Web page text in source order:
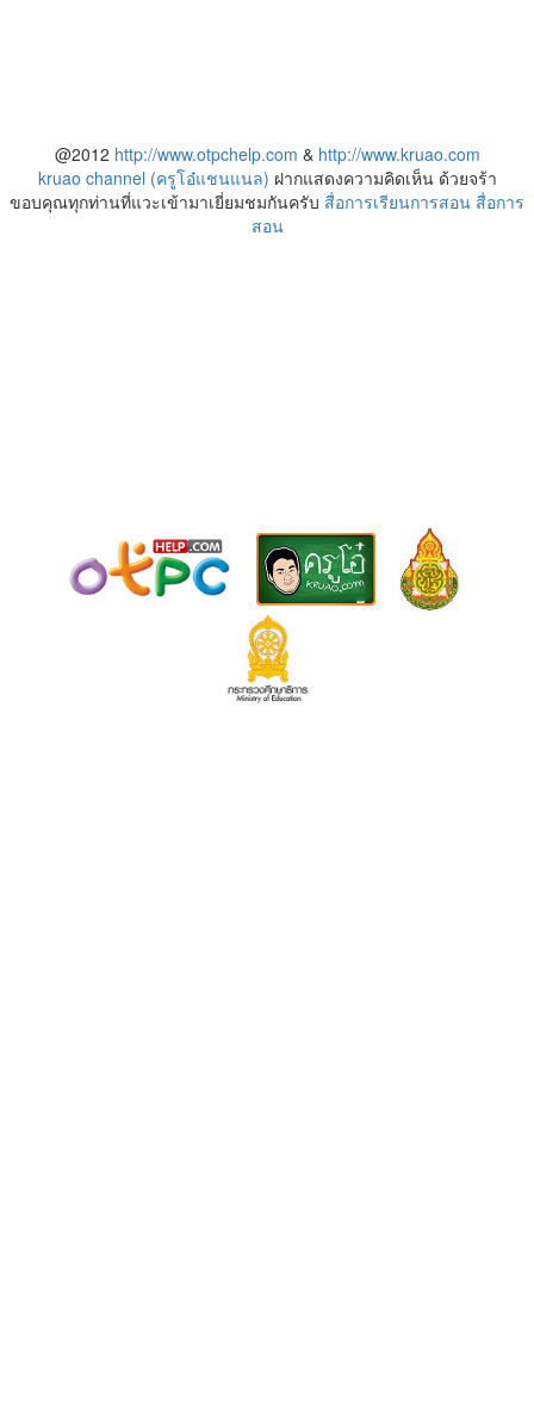
@2012 http://www.otpchelp.com & http://www.kruao.com
kruao channel (ครูโอ๋แชนแนล) ฝากแสดงความคิดเห็น ด้วยจร้า
ขอบคุณทุกท่านที่แวะเข้ามาเยี่ยมชมกันครับ สื่อการเรียนการสอน สื่อการ
สอน